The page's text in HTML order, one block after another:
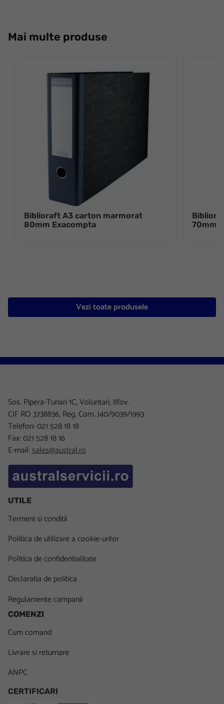
Mai multe produse
Biblioraft A3 carton marmorat
80mm Exacompta
70mm
Vezi toate produsele
Sos. Pipera-Tunari 1C, Voluntari, Ilfov.
CIF RO 3738836, Reg. Com. J40/9039/1993
Telefon: 021 528 18 18
Fax: 021 528 18 16
E-mail:sales@austral.ro
UTILE
Termeni si conditii
Politica de utilizare a cookie-urilor
Politica de confidentialitate
Declaratia de politica
Regulamente campanii
COMENZI
Cum comand
Livrare si returnare
ANPC
CERTIFICARI